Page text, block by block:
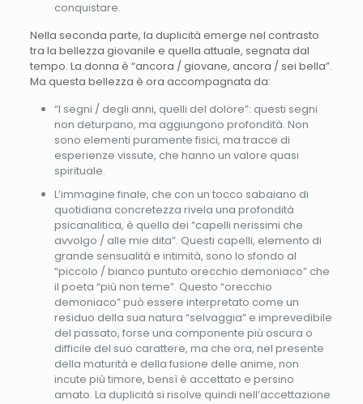
conquistare.
Nella seconda parte, la duplicità emerge nel contrasto
tra la bellezza giovanile e quella attuale, segnata dal
tempo. La donna è “ancora / giovane, ancora / sei bella”.
Ma questa bellezza è ora accompagnata da:
“I segni / degli anni, quelli del dolore”: questi segni
non deturpano, ma aggiungono profondità. Non
sono elementi puramente fisici, ma tracce di
esperienze vissute, che hanno un valore quasi
spirituale.
L’immagine finale, che con un tocco sabaiano di
quotidiana concretezza rivela una profondità
psicanalitica, è quella dei “capelli nerissimi che
avvolgo / alle mie dita”. Questi capelli, elemento di
grande sensualità e intimità, sono lo sfondo al
“piccolo / bianco puntuto orecchio demoniaco” che
il poeta “più non teme”. Questo “orecchio
demoniaco” può essere interpretato come un
residuo della sua natura “selvaggia” e imprevedibile
del passato, forse una componente più oscura o
difficile del suo carattere, ma che ora, nel presente
della maturità e della fusione delle anime, non
incute più timore, bensì è accettato e persino
amato. La duplicità si risolve quindi nell’accettazione